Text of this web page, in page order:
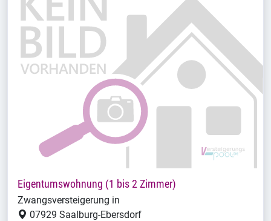
Eigentumswohnung (1 bis 2 Zimmer)
Zwangsversteigerung in
07929 Saalburg-Ebersdorf